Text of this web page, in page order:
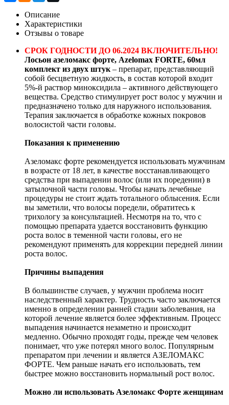
Описание
Характеристики
Отзывы о товаре
СРОК ГОДНОСТИ ДО 06.2024 ВКЛЮЧИТЕЛЬНО!
Лосьон азеломакс форте, Azelomax FORTE, 60мл
комплект из двух штук – препарат, представляющий
собой бесцветную жидкость, в состав которой входит
5%-й раствор миноксидила – активного действующего
вещества. Средство стимулирует рост волос у мужчин и
предназначено только для наружного использования.
Терапия заключается в обработке кожных покровов
волосистой части головы.
Показания к применению
Азеломакс форте рекомендуется использовать мужчинам
в возрасте от 18 лет, в качестве восстанавливающего
средства при выпадении волос (или их поредении) в
затылочной части головы. Чтобы начать лечебные
процедуры не стоит ждать тотального облысения. Если
вы заметили, что волосы поредели, обратитесь к
трихологу за консультацией. Несмотря на то, что с
помощью препарата удается восстановить функцию
роста волос в теменной части головы, его не
рекомендуют применять для коррекции передней линии
роста волос.
Причины выпадения
В большинстве случаев, у мужчин проблема носит
наследственный характер. Трудность часто заключается
именно в определении ранней стадии заболевания, на
которой лечение является более эффективным. Процесс
выпадения начинается незаметно и происходит
медленно. Обычно проходят годы, прежде чем человек
понимает, что уже потерял много волос. Популярным
препаратом при лечении и является АЗЕЛОМАКС
ФОРТЕ. Чем раньше начать его использовать, тем
быстрее можно восстановить нормальный рост волос.
Можно ли использовать Азеломакс Форте женщинам